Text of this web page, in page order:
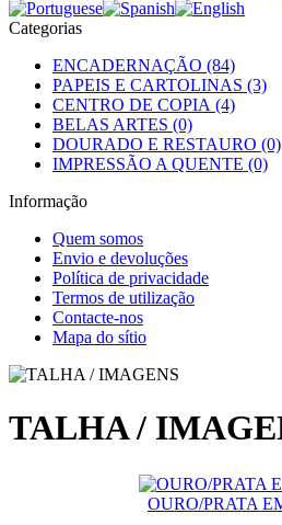
Categorias
ENCADERNAÇÃO (84)
PAPEIS E CARTOLINAS (3)
CENTRO DE COPIA (4)
BELAS ARTES (0)
DOURADO E RESTAURO (0)
IMPRESSÃO A QUENTE (0)
Informação
Quem somos
Envio e devoluções
Política de privacidade
Termos de utilização
Contacte-nos
Mapa do sítio
TALHA /
OURO/PRATA